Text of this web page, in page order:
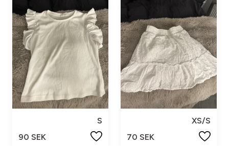
S
90 SEK
XS/S
70 SEK